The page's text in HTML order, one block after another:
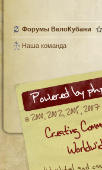
Форумы ВелоКубани
Наша команда